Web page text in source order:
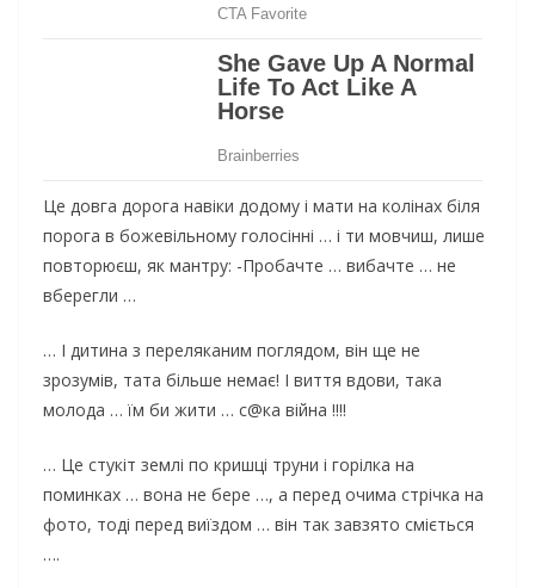
Це довга дорога навіки додому і мати на колінах біля
порога в божевільному голосінні … і ти мовчиш, лише
повторюєш, як мантру: -Пробачте … вибачте … не
вберегли …
… І дитина з переляканим поглядом, він ще не
зрозумів, тата більше немає! І виття вдови, така
молода … їм би жити … с@ка війна !!!!
… Це стукіт землі по кришці труни і горілка на
поминках … вона не бере …, а перед очима стрічка на
фото, тоді перед виїздом … він так завзято сміється
….